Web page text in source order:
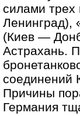
силами
(Киев —
Астрахань.
соединений
Причины
Германия